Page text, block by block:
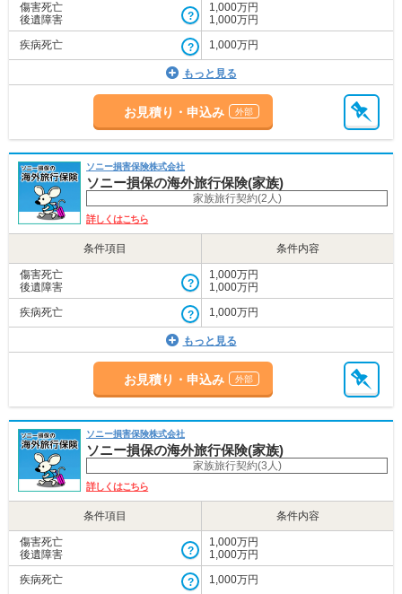
傷害死亡
後遺障害
1,000万円
1,000万円
疾病死亡
1,000万円
もっと見る
お見積り・申込み
ソニー損害保険株式会社
ソニー損保の海外旅行保険(家族)
家族旅行契約(2人)
詳しくはこちら
条件項目 条件内容
傷害死亡
後遺障害
1,000万円
1,000万円
疾病死亡
1,000万円
もっと見る
お見積り・申込み
ソニー損害保険株式会社
ソニー損保の海外旅行保険(家族)
家族旅行契約(3人)
詳しくはこちら
条件項目 条件内容
傷害死亡
後遺障害
1,000万円
1,000万円
疾病死亡
1,000万円